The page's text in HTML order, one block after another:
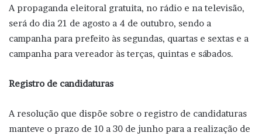
A propaganda eleitoral gratuita, no rádio e na televisão,
será do dia 21 de agosto a 4 de outubro, sendo a
campanha para prefeito às segundas, quartas e sextas e a
campanha para vereador às terças, quintas e sábados.
Registro de candidaturas
A resolução que dispõe sobre o registro de candidaturas
manteve o prazo de 10 a 30 de junho para a realização de